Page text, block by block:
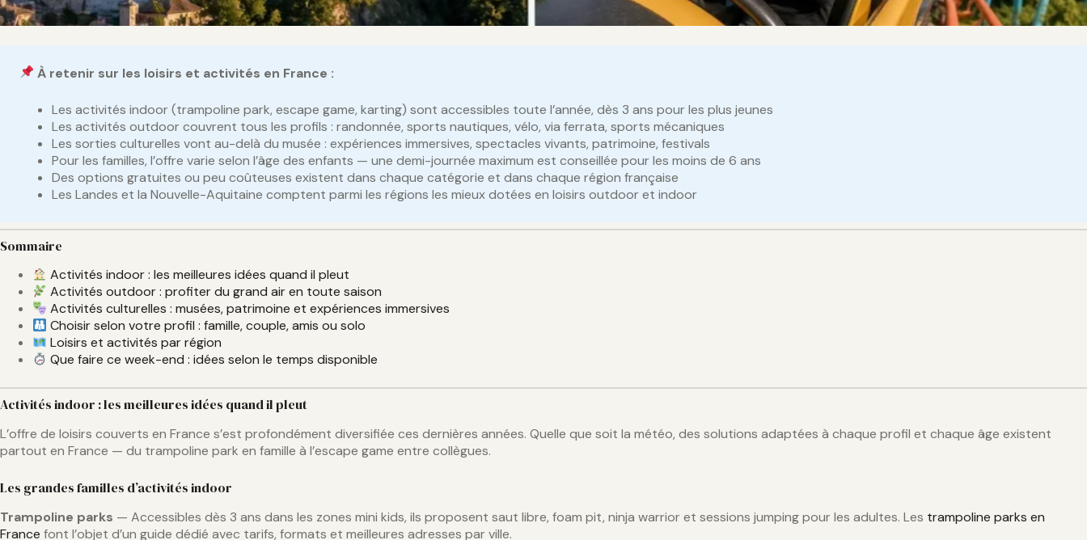
À retenir sur les loisirs et activités en France :
Les activités indoor (trampoline park, escape game, karting) sont accessibles toute l’année, dès 3 ans pour les plus jeunes
Les activités outdoor couvrent tous les profils : randonnée, sports nautiques, vélo, via ferrata, sports mécaniques
Les sorties culturelles vont au-delà du musée : expériences immersives, spectacles vivants, patrimoine, festivals
Pour les familles, l’offre varie selon l’âge des enfants — une demi-journée maximum est conseillée pour les moins de 6 ans
Des options gratuites ou peu coûteuses existent dans chaque catégorie et dans chaque région française
Les Landes et la Nouvelle-Aquitaine comptent parmi les régions les mieux dotées en loisirs outdoor et indoor
Sommaire
Activités indoor : les meilleures idées quand il pleut
Activités outdoor : profiter du grand air en toute saison
Activités culturelles : musées, patrimoine et expériences immersives
Choisir selon votre profil : famille, couple, amis ou solo
Loisirs et activités par région
Que faire ce week-end : idées selon le temps disponible
Activités indoor : les meilleures idées quand il pleut
L’offre de loisirs couverts en France s’est profondément diversifiée ces dernières années. Quelle que soit la météo, des solutions adaptées à chaque profil et chaque âge existent
partout en France — du trampoline park en famille à l’escape game entre collègues.
Les grandes familles d’activités indoor
Trampoline parks — Accessibles dès 3 ans dans les zones mini kids, ils proposent saut libre, foam pit, ninja warrior et sessions jumping pour les adultes. Les trampoline parks en
France font l’objet d’un guide dédié avec tarifs, formats et meilleures adresses par ville.